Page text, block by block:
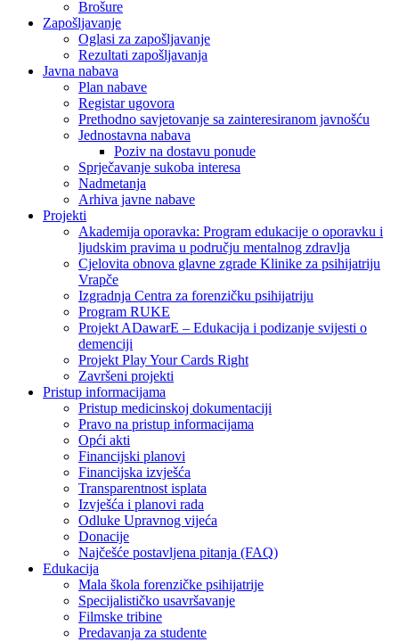
Brošure
Zapošljavanje
Oglasi za zapošljavanje
Rezultati zapošljavanja
Javna nabava
Plan nabave
Registar ugovora
Prethodno savjetovanje sa zainteresiranom javnošću
Jednostavna nabava
Poziv na dostavu ponude
Sprječavanje sukoba interesa
Nadmetanja
Arhiva javne nabave
Projekti
Akademija oporavka: Program edukacije o oporavku i
ljudskim pravima u području mentalnog zdravlja
Cjelovita obnova glavne zgrade Klinike za psihijatriju
Vrapče
Izgradnja Centra za forenzičku psihijatriju
Program RUKE
Projekt ADawarE – Edukacija i podizanje svijesti o
demenciji
Projekt Play Your Cards Right
Završeni projekti
Pristup informacijama
Pristup medicinskoj dokumentaciji
Pravo na pristup informacijama
Opći akti
Financijski planovi
Financijska izvješća
Transparentnost isplata
Izvješća i planovi rada
Odluke Upravnog vijeća
Donacije
Najčešće postavljena pitanja (FAQ)
Edukacija
Mala škola forenzičke psihijatrije
Specijalističko usavršavanje
Filmske tribine
Predavanja za studente